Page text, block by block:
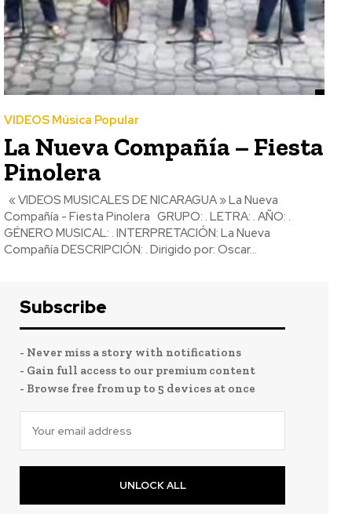
VIDEOS Música Popular
La Nueva Compañía – Fiesta
Pinolera
Compañía - Fiesta Pinolera GRUPO: . LETRA: . AÑO: .
GÉNERO MUSICAL: . INTERPRETACIÓN: La Nueva
Compañía DESCRIPCIÓN: . Dirigido por: Oscar...
Subscribe
- Never miss a story with notifications
- Gain full access to our premium content
- Browse free from up to 5 devices at once
UNLOCK ALL